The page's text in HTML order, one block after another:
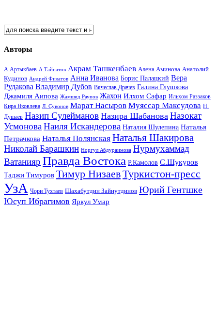
Авторы
А.Артыкбаев А.Тайпатов Акрам Ташкенбаев Алена Аминова Анатолий
Кудинов Андрей Филатов Анна Иванова Борис Палацкий Вера
Рудакова Владимир Дубов Вячеслав Драчев Галина Глушкова
Джамиля Аипова Жамшид Раупов Жахон Илхом Сафар Ильхом Раззаков
Кира Яковлева Л. Сувонов Марат Насыров Муяссар Максудова Н.
Душаев Назип Сулейманов Назира Шабанова Назокат
УсмоноваНаиля Искандерова Наталия Шулепина Наталья
Петрачкова Наталья Полянская Наталья Шакирова
Николай Барашкин Норгул Абдураимова Нурмухаммад
Ватанияр Правда Востока Р.Камолов С.Шукуров
Таджи Тимуров Тимур НизаевТуркистон-пресс
УзА Чори Тухтаев Шахабутдин Зайнутдинов Юрий Гентшке
Юсуп Ибрагимов Яркул Умар